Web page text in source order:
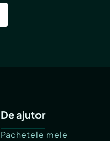
De ajutor
Pachetele mele